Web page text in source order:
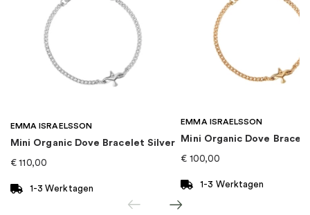
Thema
Für wen Damen, Kinder
Kollektion: Pandora Moments
Kategorie Ohrringe
PANDORA
EMMA ISRAELSSON
Mini Organic Dove Bracelet Silver
€ 110,00
1-3 Werktagen
EMMA ISRAELSSON
Mini Organic Dove
€ 100,00
1-3 Werktagen